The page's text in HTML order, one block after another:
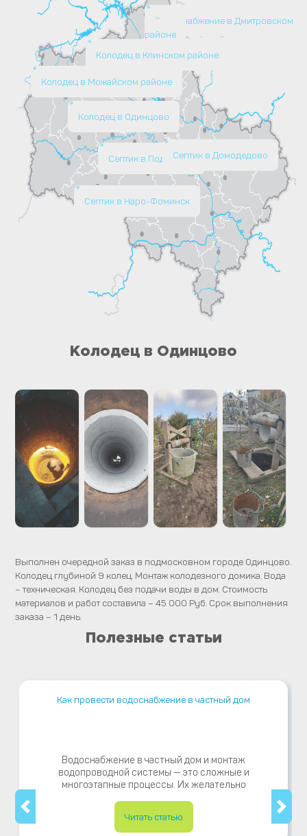
Колодец в Одинцово
Септик в Подольске
Септик в Наро-Фоминск
Колодец в Клинском районе
Колодец в Можайском районе
Водоснабжение в Дмитровском
районе
Септик в Домодедово
Колодец в Одинцово
Выполнен очередной заказ в подмосковном городе Одинцово.
Колодец глубиной 9 колец. Монтаж колодезного домика. Вода
– техническая. Колодец без подачи воды в дом. Стоимость
материалов и работ составила – 45 000 Руб. Срок выполнения
заказа – 1 день.
Полезные статьи
Как провести водоснабжение в частный дом
Водоснабжение в частный дом и монтаж
водопроводной системы — это сложные и
многоэтапные процессы. Их желательно
Читать статью